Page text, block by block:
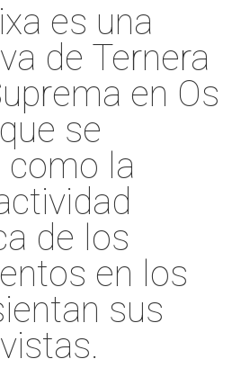
es una
de Ternera
en Os
se
como la
de los
en los
sus